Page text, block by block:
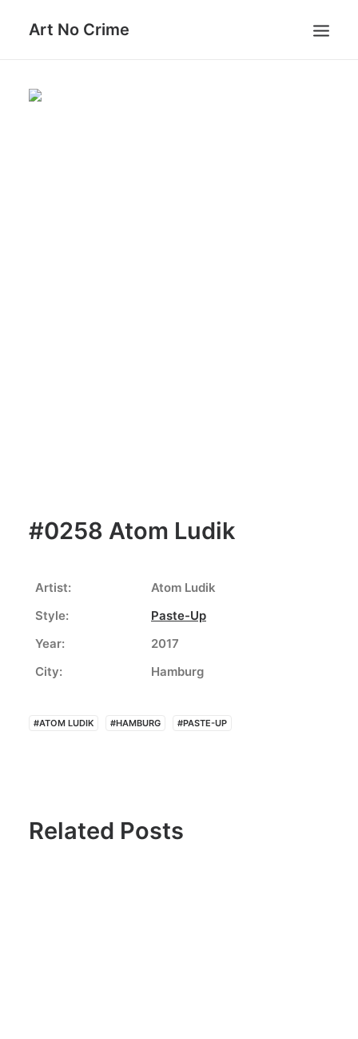
Art No Crime
ARTISTS
#0258 Atom Ludik
Artist:
Atom Ludik
Style:
Paste-Up
Year:
2017
City:
Hamburg
#ATOM LUDIK #HAMBURG #PASTE-UP
Related Posts